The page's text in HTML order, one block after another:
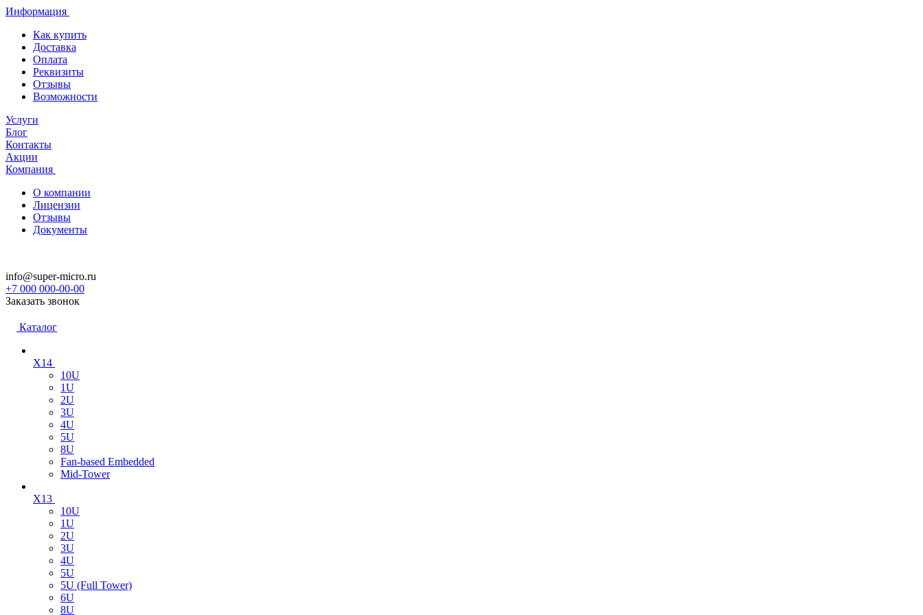
Информация
Как купить
Доставка
Оплата
Реквизиты
Отзывы
Возможности
Услуги
Блог
Контакты
Акции
Компания
О компании
Лицензии
Отзывы
Документы
info@super-micro.ru
+7 000 000-00-00
Заказать звонок
Каталог
X14
10U
1U
2U
3U
4U
5U
8U
Fan-based Embedded
Mid-Tower
X13
10U
1U
2U
3U
4U
5U
5U (Full Tower)
6U
8U